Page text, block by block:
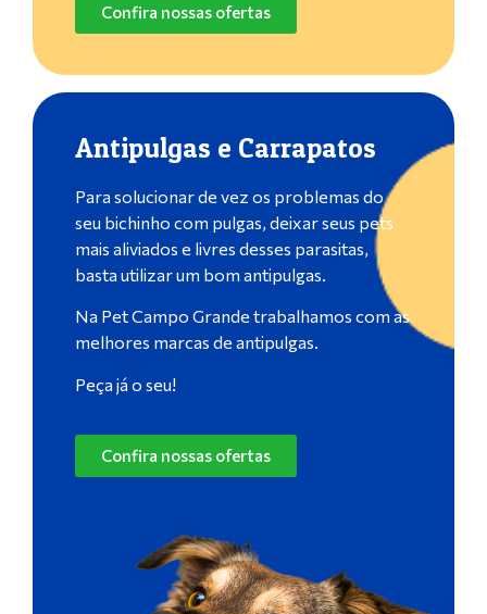
Confira nossas ofertas
Antipulgas e Carrapatos
Para solucionar de vez os problemas do
seu bichinho com pulgas, deixar seus pets
mais aliviados e livres desses parasitas,
basta utilizar um bom antipulgas.
Na Pet Campo Grande trabalhamos com as
melhores marcas de antipulgas.
Peça já o seu!
Confira nossas ofertas